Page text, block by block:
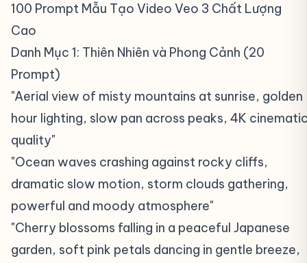
100 Prompt Mẫu Tạo Video Veo 3 Chất Lượng
Cao
Danh Mục 1: Thiên Nhiên và Phong Cảnh (20
Prompt)
"Aerial view of misty mountains at sunrise, golden
hour lighting, slow pan across peaks, 4K
quality"
"Ocean waves crashing against rocky cliffs,
dramatic slow motion, storm clouds gathering,
powerful and moody atmosphere"
"Cherry blossoms falling in a peaceful Japanese
garden, soft pink petals dancing in gentle breeze,